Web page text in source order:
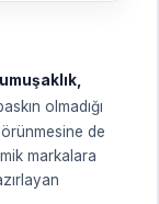
olmadığı
de
markalara